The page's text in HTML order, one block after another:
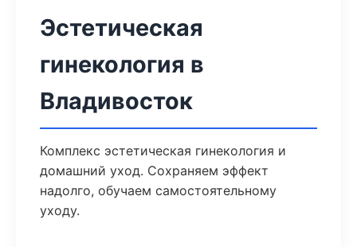
Эстетическая
гинекология в
Владивосток
Комплекс эстетическая гинекология и
домашний уход. Сохраняем эффект
надолго, обучаем самостоятельному
уходу.